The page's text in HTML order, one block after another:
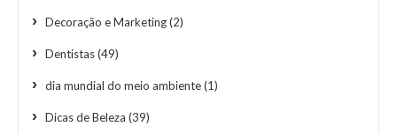
Decoração e Marketing(2)
Dentistas(49)
dia mundial do meio ambiente(1)
Dicas de Beleza (39)